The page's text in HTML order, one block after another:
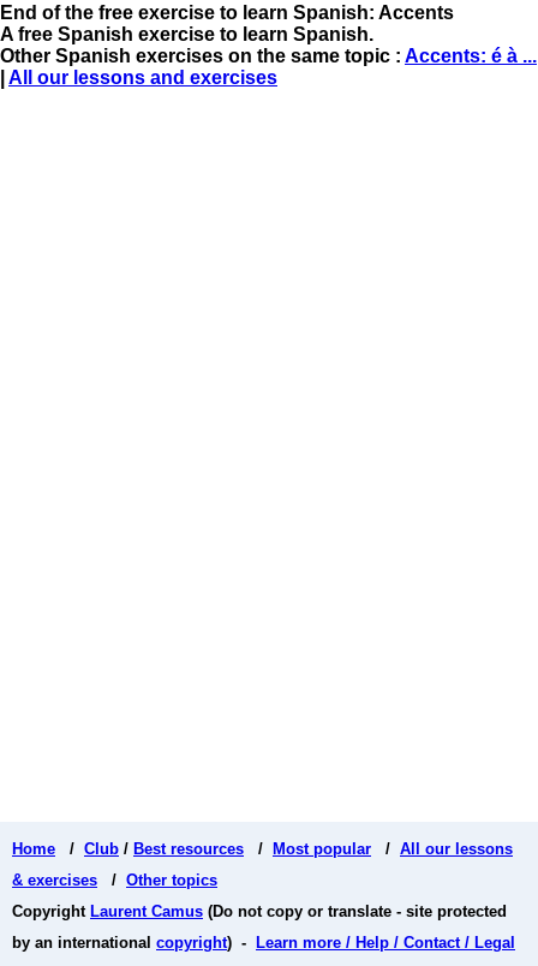
End of the free exercise to learn Spanish: Accents
A free Spanish exercise to learn Spanish.
Other Spanish exercises on the same topic : Accents: é à ...
All our lessons and exercises
Home / Club / Best resources / Most popular / All our lessons
& exercises / Other topics
Copyright Laurent Camus (Do not copy or translate - site protected
by an international copyright) - Learn more / Help / Contact / Legal